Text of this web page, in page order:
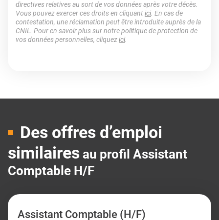
directives relatives au sort de vos données après votre décès.
Vous pouvez exercer ces droits en cliquantici. En cas de
contestation, une réclamation peut être introduite auprès de la
CNIL. Pour en savoir plus sur notre politique de protection de
vos données personnelles, cliquezici.
Des offres d’emploi
similaires au profil Assistant
Comptable H/F
Assistant Comptable (H/F)